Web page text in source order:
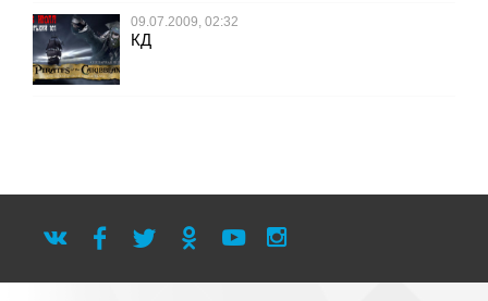
09.07.2009, 02:32
КД